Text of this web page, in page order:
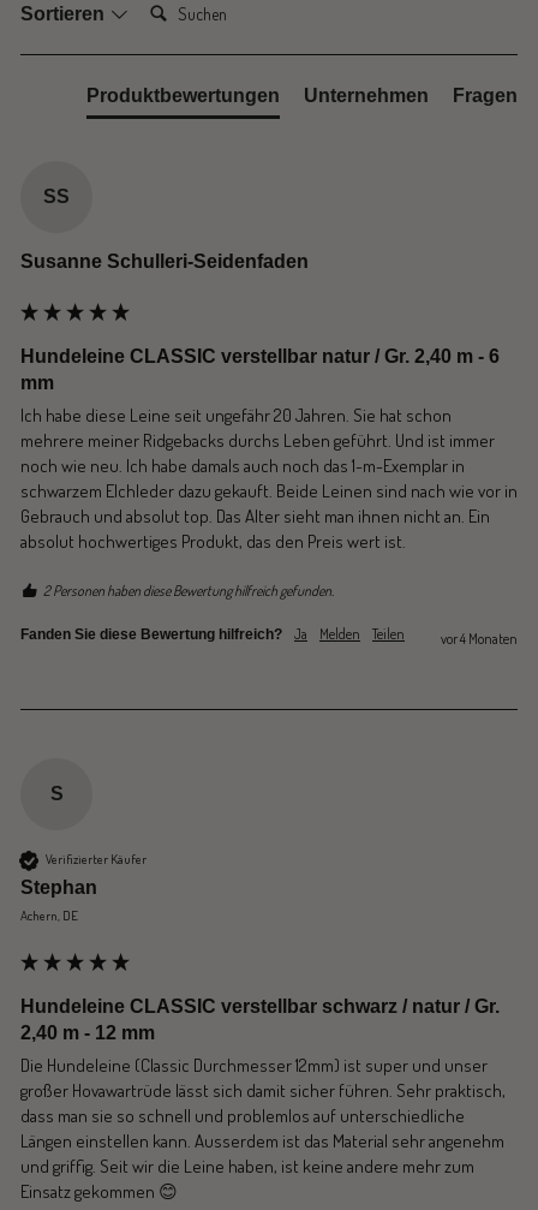
Sortieren
Produktbewertungen Unternehmen Fragen
SS
Susanne Schulleri-Seidenfaden
Hundeleine CLASSIC verstellbar natur / Gr. 2,40 m - 6
mm
Ich habe diese Leine seit ungefähr 20 Jahren. Sie hat schon
mehrere meiner Ridgebacks durchs Leben geführt. Und ist immer
noch wie neu. Ich habe damals auch noch das 1-m-Exemplar in
schwarzem Elchleder dazu gekauft. Beide Leinen sind nach wie vor in
Gebrauch und absolut top. Das Alter sieht man ihnen nicht an. Ein
absolut hochwertiges Produkt, das den Preis wert ist.
2 Personen haben diese Bewertung hilfreich gefunden.
Fanden Sie diese Bewertung hilfreich? Ja Melden Teilen vor 4 Monaten
S
Verifizierter Käufer
Stephan
Achern, DE
Hundeleine CLASSIC verstellbar schwarz / natur / Gr.
2,40 m - 12 mm
Die Hundeleine (Classic Durchmesser 12mm) ist super und unser
großer Hovawartrüde lässt sich damit sicher führen. Sehr praktisch,
dass man sie so schnell und problemlos auf unterschiedliche
Längen einstellen kann. Ausserdem ist das Material sehr angenehm
und griffig. Seit wir die Leine haben, ist keine andere mehr zum
Einsatz gekommen 😊